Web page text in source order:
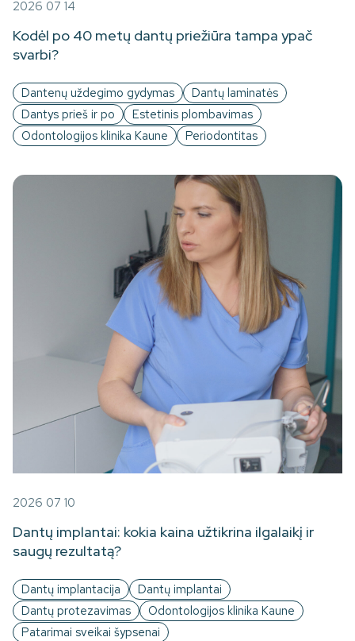
2026 07 14
Kodėl po 40 metų dantų priežiūra tampa ypač
svarbi?
Dantenų uždegimo gydymas
Dantų laminatės
Dantys prieš ir po
Estetinis plombavimas
Odontologijos klinika Kaune
Periodontitas
2026 07 10
Dantų implantai: kokia kaina užtikrina ilgalaikį ir
saugų rezultatą?
Dantų implantacija
Dantų implantai
Dantų protezavimas
Odontologijos klinika Kaune
Patarimai sveikai šypsenai